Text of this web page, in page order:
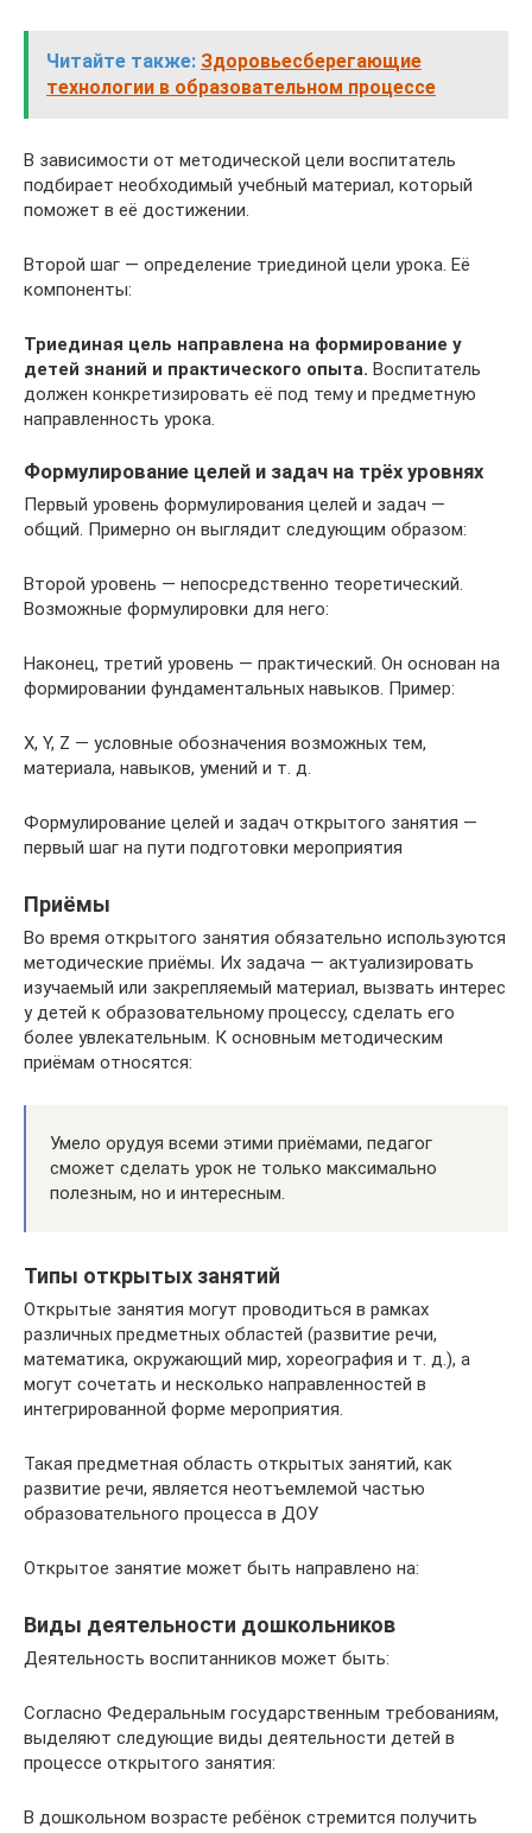
Читайте также: Здоровьесберегающие
технологии в образовательном процессе
В зависимости от методической цели воспитатель
подбирает необходимый учебный материал, который
поможет в её достижении.
Второй шаг — определение триединой цели урока. Её
компоненты:
Триединая цель направлена на формирование у
детей знаний и практического опыта. Воспитатель
должен конкретизировать её под тему и предметную
направленность урока.
Формулирование целей и задач на трёх уровнях
Первый уровень формулирования целей и задач —
общий. Примерно он выглядит следующим образом:
Второй уровень — непосредственно теоретический.
Возможные формулировки для него:
Наконец, третий уровень — практический. Он основан на
формировании фундаментальных навыков. Пример:
X, Y, Z — условные обозначения возможных тем,
материала, навыков, умений и т. д.
Формулирование целей и задач открытого занятия —
первый шаг на пути подготовки мероприятия
Приёмы
Во время открытого занятия обязательно используются
методические приёмы. Их задача — актуализировать
изучаемый или закрепляемый материал, вызвать интерес
у детей к образовательному процессу, сделать его
более увлекательным. К основным методическим
приёмам относятся:
Умело орудуя всеми этими приёмами, педагог
сможет сделать урок не только максимально
полезным, но и интересным.
Типы открытых занятий
Открытые занятия могут проводиться в рамках
различных предметных областей (развитие речи,
математика, окружающий мир, хореография и т. д.), а
могут сочетать и несколько направленностей в
интегрированной форме мероприятия.
Такая предметная область открытых занятий, как
развитие речи, является неотъемлемой частью
образовательного процесса в ДОУ
Открытое занятие может быть направлено на:
Виды деятельности дошкольников
Деятельность воспитанников может быть:
Согласно Федеральным государственным требованиям,
выделяют следующие виды деятельности детей в
процессе открытого занятия:
В дошкольном возрасте ребёнок стремится получить